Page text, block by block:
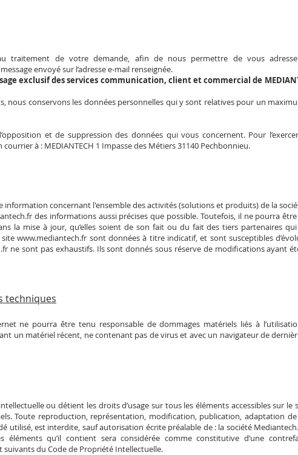
traitement de votre demande, afin de nous permettre de vous
envoyé sur l’adresse e-mail renseignée.
exclusif des services communication, client et commercial de
nous conservons les données personnelles qui y sont relatives pour un
et de suppression des données qui vous concernent. Pour
courrier à : MEDIANTECH 1 Impasse des Métiers 31140 Pechbonnieu.
concernant l'ensemble des activités (solutions et produits) de la
des informations aussi précises que possible. Toutefois, il ne pourra
la mise à jour, qu’elles soient de son fait ou du fait des tiers partenaires
sitewww.mediantech.fr sont données à titre indicatif, et sont susceptibles
ne sont pas exhaustifs. Ils sont donnés sous réserve de modifications ayant
techniques
ne pourra être tenu responsable de dommages matériels liés à
un matériel récent, ne contenant pas de virus et avec un navigateur de
ou détient les droits d’usage sur tous les éléments accessibles sur le
Toute reproduction, représentation, modification, publication, adaptation
utilisé, est interdite, sauf autorisation écrite préalable de : la société
qu’il contient sera considérée comme constitutive d’une
du Code de Propriété Intellectuelle.